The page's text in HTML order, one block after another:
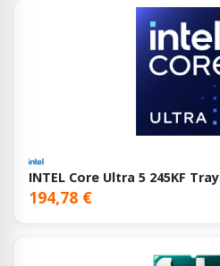
INTEL Core Ultra 5 245KF Tray
194,78 €